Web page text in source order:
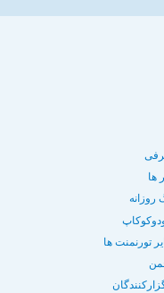
ها
روزانه
تورنمنت ها